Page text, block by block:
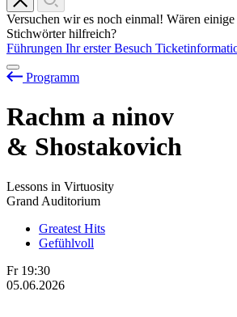
Versuchen wir es noch einmal! Wären
Stichwörter hilfreich?
Führungen Ihr erster Besuch
Programm
Rachm a ninov
& Shostakovich
Lessons in Virtuosity
Grand Auditorium
Greatest Hits
Gefühlvoll
Fr 19:30
05.06.2026